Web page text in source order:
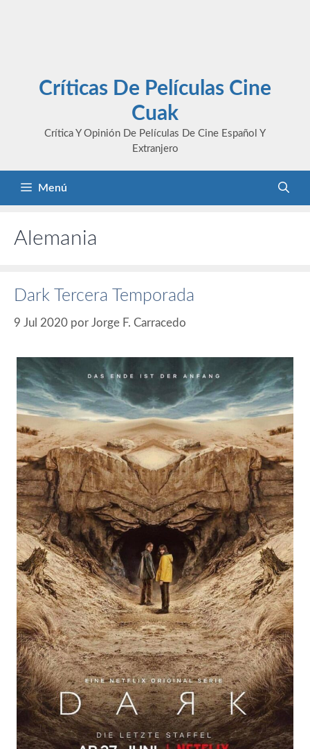
Críticas De Películas Cine
Cuak
Crítica Y Opinión De Películas De Cine Español Y
Extranjero
Menú
Alemania
Dark Tercera Temporada
9 Jul 2020 por Jorge F. Carracedo